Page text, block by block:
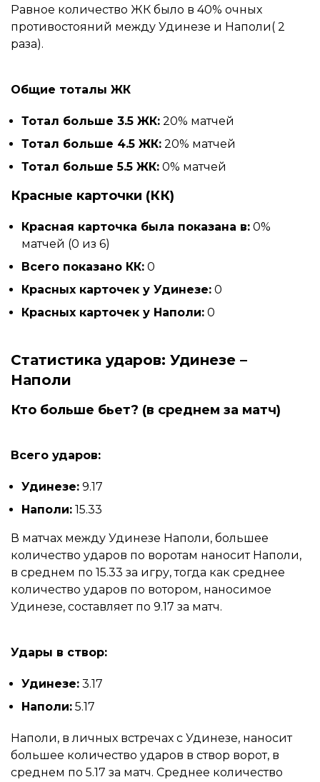
Равное количество ЖК было в 40% очных
противостояний между Удинезе и Наполи( 2
раза).
Общие тоталы ЖК
Тотал больше 3.5 ЖК: 20% матчей
Тотал больше 4.5 ЖК: 20% матчей
Тотал больше 5.5 ЖК: 0% матчей
Красные карточки (КК)
Красная карточка была показана в: 0%
матчей (0 из 6)
Всего показано КК: 0
Красных карточек у Удинезе: 0
Красных карточек у Наполи: 0
Статистика ударов: Удинезе –
Наполи
Кто больше бьет? (в среднем за матч)
Всего ударов:
Удинезе: 9.17
Наполи: 15.33
В матчах между Удинезе Наполи, большее
количество ударов по воротам наносит Наполи,
в среднем по 15.33 за игру, тогда как среднее
количество ударов по вотором, наносимое
Удинезе, составляет по 9.17 за матч.
Удары в створ:
Удинезе: 3.17
Наполи: 5.17
Наполи, в личных встречах с Удинезе, наносит
большее количество ударов в створ ворот, в
среднем по 5.17 за матч. Среднее количество